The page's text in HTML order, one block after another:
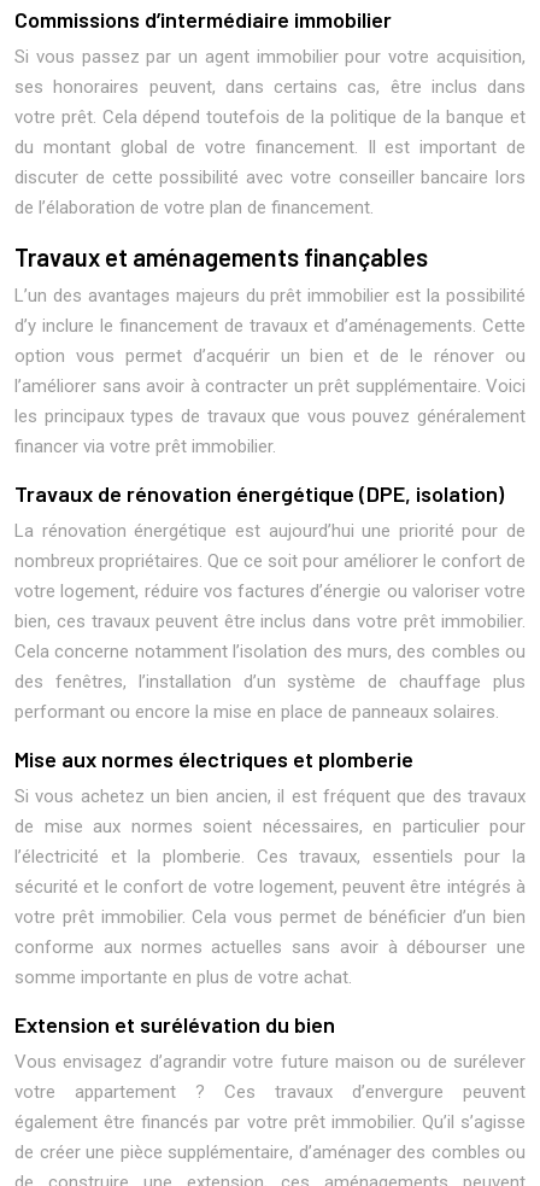
Commissions d’intermédiaire immobilier
Si vous passez par un agent immobilier pour votre acquisition,
ses honoraires peuvent, dans certains cas, être inclus dans
votre prêt. Cela dépend toutefois de la politique de la banque et
du montant global de votre financement. Il est important de
discuter de cette possibilité avec votre conseiller bancaire lors
de l’élaboration de votre plan de financement.
Travaux et aménagements finançables
L’un des avantages majeurs du prêt immobilier est la possibilité
d’y inclure le financement de travaux et d’aménagements. Cette
option vous permet d’acquérir un bien et de le rénover ou
l’améliorer sans avoir à contracter un prêt supplémentaire. Voici
les principaux types de travaux que vous pouvez généralement
financer via votre prêt immobilier.
Travaux de rénovation énergétique (DPE, isolation)
La rénovation énergétique est aujourd’hui une priorité pour de
nombreux propriétaires. Que ce soit pour améliorer le confort de
votre logement, réduire vos factures d’énergie ou valoriser votre
bien, ces travaux peuvent être inclus dans votre prêt immobilier.
Cela concerne notamment l’isolation des murs, des combles ou
des fenêtres, l’installation d’un système de chauffage plus
performant ou encore la mise en place de panneaux solaires.
Mise aux normes électriques et plomberie
Si vous achetez un bien ancien, il est fréquent que des travaux
de mise aux normes soient nécessaires, en particulier pour
l’électricité et la plomberie. Ces travaux, essentiels pour la
sécurité et le confort de votre logement, peuvent être intégrés à
votre prêt immobilier. Cela vous permet de bénéficier d’un bien
conforme aux normes actuelles sans avoir à débourser une
somme importante en plus de votre achat.
Extension et surélévation du bien
Vous envisagez d’agrandir votre future maison ou de surélever
votre appartement ? Ces travaux d’envergure peuvent
également être financés par votre prêt immobilier. Qu’il s’agisse
de créer une pièce supplémentaire, d’aménager des combles ou